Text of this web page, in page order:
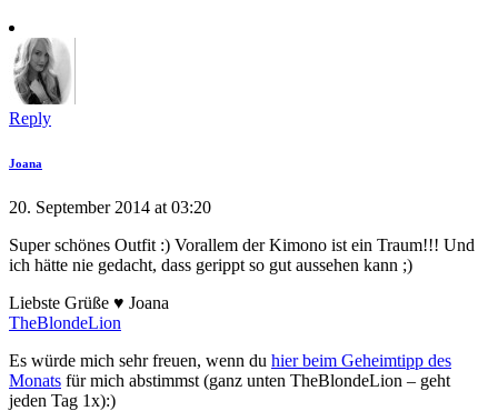
Reply
Joana
20. September 2014 at 03:20
Super schönes Outfit :) Vorallem der Kimono ist ein Traum!!! Und
ich hätte nie gedacht, dass gerippt so gut aussehen kann ;)
Liebste Grüße ♥ Joana
TheBlondeLion
Es würde mich sehr freuen, wenn du hier beim Geheimtipp des
Monats für mich abstimmst (ganz unten TheBlondeLion – geht
jeden Tag 1x):)